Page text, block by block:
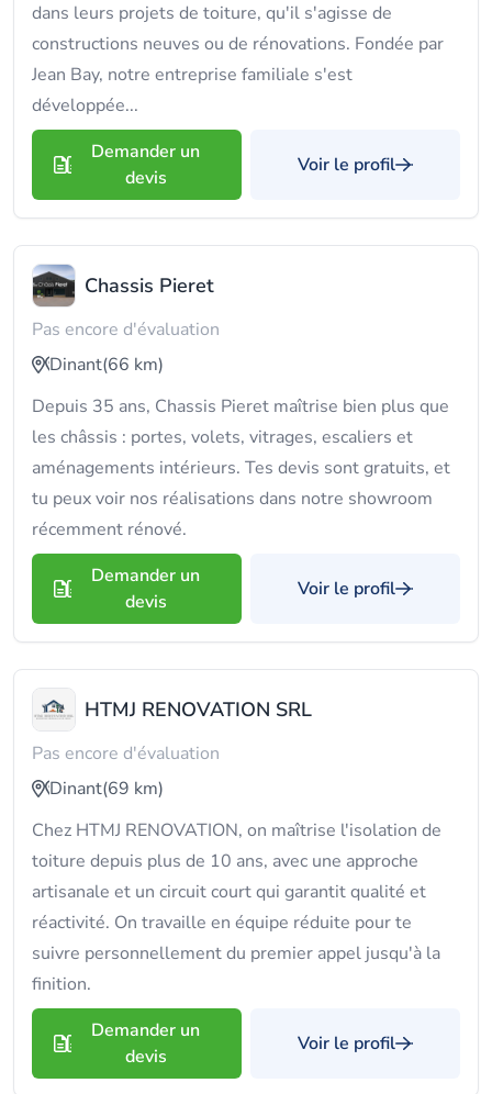
dans leurs projets de toiture, qu'il s'agisse de
constructions neuves ou de rénovations. Fondée par
Jean Bay, notre entreprise familiale s'est
développée...
Demander un
devis
Voir le profil
Chassis Pieret
Pas encore d'évaluation
Dinant(66 km)
Depuis 35 ans, Chassis Pieret maîtrise bien plus que
les châssis : portes, volets, vitrages, escaliers et
aménagements intérieurs. Tes devis sont gratuits, et
tu peux voir nos réalisations dans notre showroom
récemment rénové.
Demander un
devis
Voir le profil
HTMJ RENOVATION SRL
Pas encore d'évaluation
Dinant(69 km)
Chez HTMJ RENOVATION, on maîtrise l'isolation de
toiture depuis plus de 10 ans, avec une approche
artisanale et un circuit court qui garantit qualité et
réactivité. On travaille en équipe réduite pour te
suivre personnellement du premier appel jusqu'à la
finition.
Demander un
devis
Voir le profil